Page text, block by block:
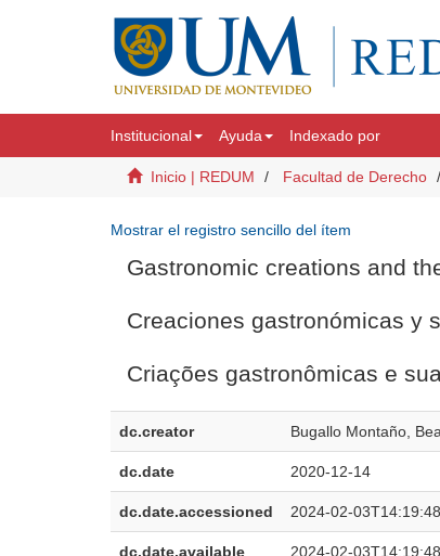
Institucional Ayuda Indexado por
Inicio | REDUM Facultad de Derecho
Mostrar el registro sencillo del ítem
Gastronomic creations and
Creaciones gastronómicas y
Criações gastronômicas e
dc.creator Bugallo Montaño,
dc.date 2020-12-14
dc.date.accessioned 2024-02-
dc.date.available 2024-02-